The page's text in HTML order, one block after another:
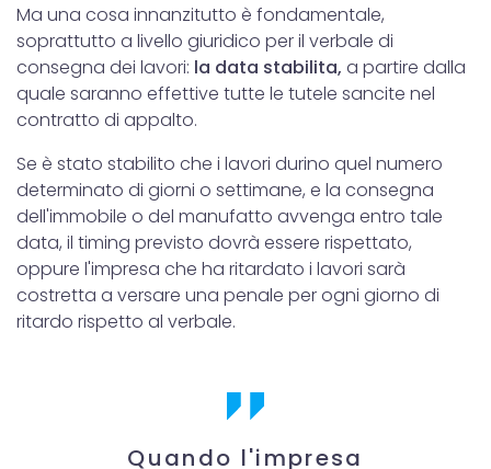
Ma una cosa innanzitutto è fondamentale,
soprattutto a livello giuridico per il verbale di
consegna dei lavori: la data stabilita, a partire dalla
quale saranno effettive tutte le tutele sancite nel
contratto di appalto.
Se è stato stabilito che i lavori durino quel numero
determinato di giorni o settimane, e la consegna
dell'immobile o del manufatto avvenga entro tale
data, il timing previsto dovrà essere rispettato,
oppure l'impresa che ha ritardato i lavori sarà
costretta a versare una penale per ogni giorno di
ritardo rispetto al verbale.
Quando l'impresa